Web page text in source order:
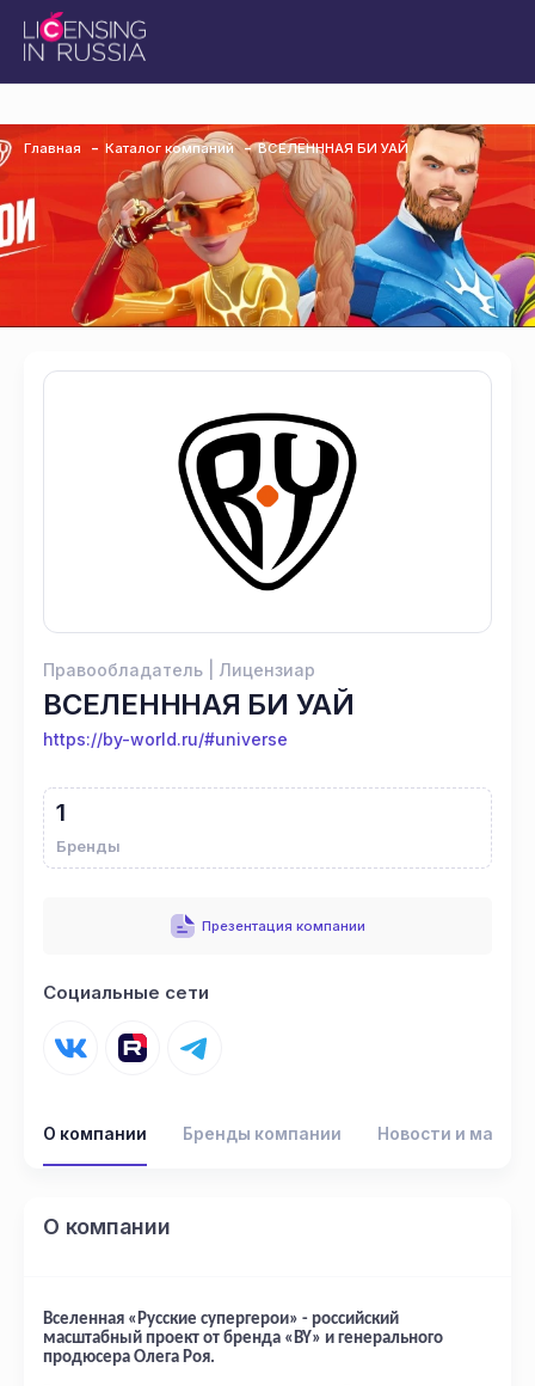
Главная Каталог компаний ВСЕЛЕНННАЯ БИ УАЙ
Правообладатель | Лицензиар
ВСЕЛЕНННАЯ БИ УАЙ
https://by-world.ru/#universe
1
Бренды
Презентация компании
Социальные сети
О компании Бренды компании Новости и
О компании
Вселенная «Русские супергерои» - российский
масштабный проект от бренда «BY» и генерального
продюсера Олега Роя.